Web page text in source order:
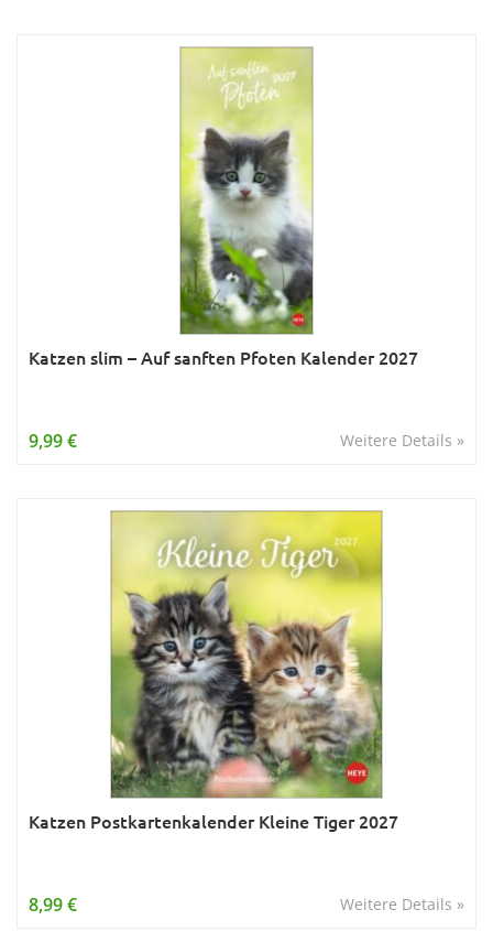
Sternzeichen & Mond
Wissen & Allgemeinbildung
Katzen slim – Auf sanften Pfoten Kalender 2027
Weitere Details »
9,99 €
Katzen Postkartenkalender Kleine Tiger 2027
Weitere Details »
8,99 €